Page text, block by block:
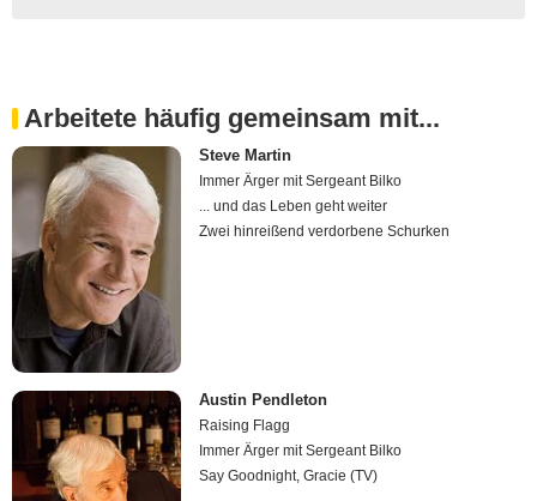
Arbeitete häufig gemeinsam mit...
Steve Martin
Immer Ärger mit Sergeant Bilko
... und das Leben geht weiter
Zwei hinreißend verdorbene Schurken
Austin Pendleton
Raising Flagg
Immer Ärger mit Sergeant Bilko
Say Goodnight, Gracie (TV)